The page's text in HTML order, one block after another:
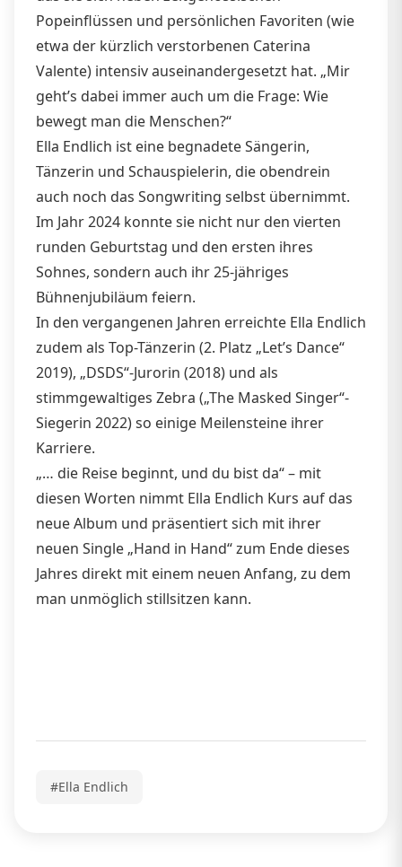
Popeinflüssen und persönlichen Favoriten (wie
etwa der kürzlich verstorbenen Caterina
Valente) intensiv auseinandergesetzt hat. „Mir
geht’s dabei immer auch um die Frage: Wie
bewegt man die Menschen?“
Ella Endlich ist eine begnadete Sängerin,
Tänzerin und Schauspielerin, die obendrein
auch noch das Songwriting selbst übernimmt.
Im Jahr 2024 konnte sie nicht nur den vierten
runden Geburtstag und den ersten ihres
Sohnes, sondern auch ihr 25-jähriges
Bühnenjubiläum feiern.
In den vergangenen Jahren erreichte Ella Endlich
zudem als Top-Tänzerin (2. Platz „Let’s Dance“
2019), „DSDS“-Jurorin (2018) und als
stimmgewaltiges Zebra („The Masked Singer“-
Siegerin 2022) so einige Meilensteine ihrer
Karriere.
„… die Reise beginnt, und du bist da“ – mit
diesen Worten nimmt Ella Endlich Kurs auf das
neue Album und präsentiert sich mit ihrer
neuen Single „Hand in Hand“ zum Ende dieses
Jahres direkt mit einem neuen Anfang, zu dem
man unmöglich stillsitzen kann.
#Ella Endlich